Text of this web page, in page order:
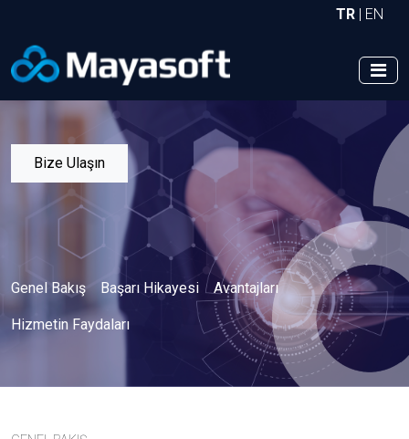
TR | EN
Bize Ulaşın
Genel Bakış Başarı Hikayesi Avantajları
Hizmetin Faydaları